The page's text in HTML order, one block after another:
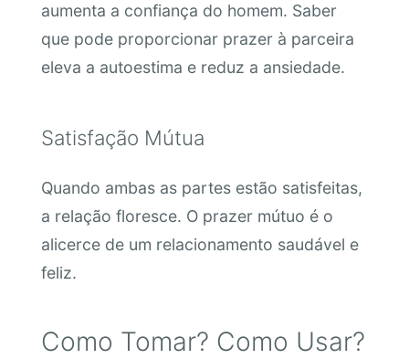
aumenta a confiança do homem. Saber
que pode proporcionar prazer à parceira
eleva a autoestima e reduz a ansiedade.
Satisfação Mútua
Quando ambas as partes estão satisfeitas,
a relação floresce. O prazer mútuo é o
alicerce de um relacionamento saudável e
feliz.
Como Tomar? Como Usar?